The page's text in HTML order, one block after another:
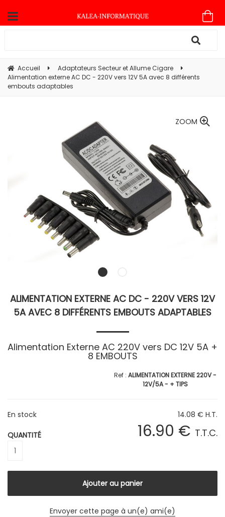
Accueil
Adaptateurs Secteur et Allume Cigare
Alimentation externe AC DC - 220V vers 12V 5A avec 8 différents
embouts adaptables
ZOOM
ALIMENTATION EXTERNE AC DC - 220V VERS 12V
5A AVEC 8 DIFFÉRENTS EMBOUTS ADAPTABLES
Alimentation Externe AC 220V vers DC 12V 5A +
8 EMBOUTS
ALIMENTATION EXTERNE 220V -
12V/5A - + TIPS
14.08 € H.T.
16.90 € T.T.C.
En stock
QUANTITÉ
Envoyer cette page à un(e) ami(e)